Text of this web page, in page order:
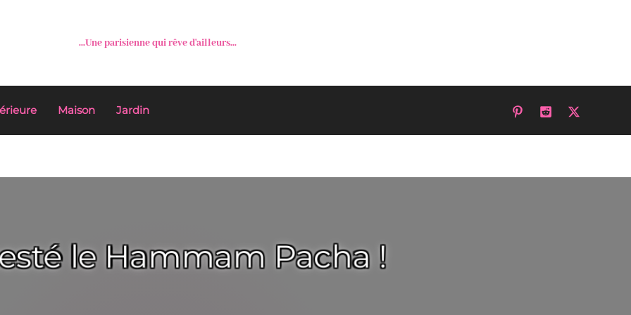
...Une parisienne qui rêve d'ailleurs...
Maison Jardin
le Hammam Pacha !